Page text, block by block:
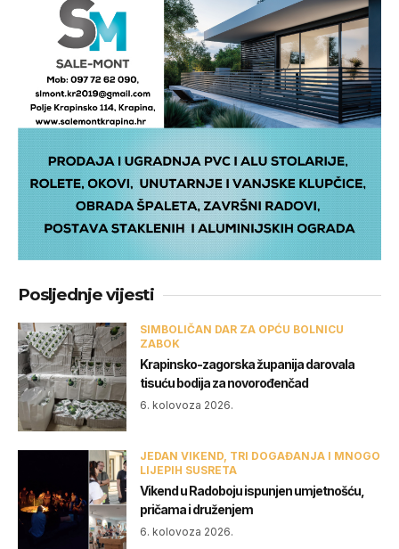
Posljednje vijesti
SIMBOLIČAN DAR ZA OPĆU BOLNICU
ZABOK
Krapinsko-zagorska županija darovala
tisuću bodija za novorođenčad
6. kolovoza 2026.
JEDAN VIKEND, TRI DOGAĐANJA I MNOGO
LIJEPIH SUSRETA
Vikend u Radoboju ispunjen umjetnošću,
pričama i druženjem
6. kolovoza 2026.